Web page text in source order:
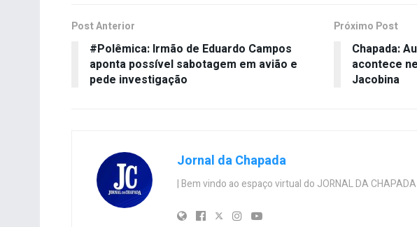
Post Anterior
#Polêmica: Irmão de Eduardo Campos
aponta possível sabotagem em avião e
pede investigação
Próximo Post
Chapada:
acontece
Jacobina
Jornal da Chapada
| Bem vindo ao espaço virtual do JORNAL DA